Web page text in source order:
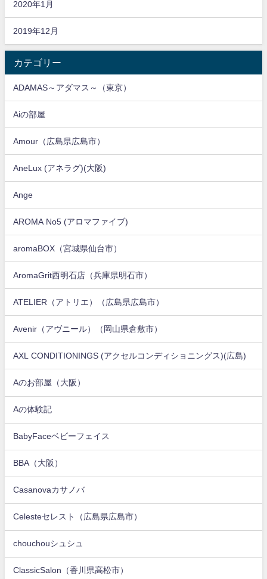
2020年1月
2019年12月
カテゴリー
ADAMAS～アダマス～（東京）
Aiの部屋
Amour（広島県広島市）
AneLux (アネラグ)(大阪)
Ange
AROMA No5 (アロマファイブ)
aromaBOX（宮城県仙台市）
AromaGrit西明石店（兵庫県明石市）
ATELIER（アトリエ）（広島県広島市）
Avenir（アヴニール）（岡山県倉敷市）
AXL CONDITIONINGS (アクセルコンディショニングス)(広島)
Aのお部屋（大阪）
Aの体験記
BabyFaceベビーフェイス
BBA（大阪）
Casanovaカサノバ
Celesteセレスト（広島県広島市）
chouchouシュシュ
ClassicSalon（香川県高松市）